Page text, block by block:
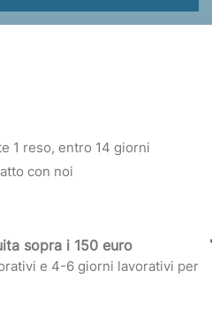
1 reso, entro 14 giorni
con noi
sopra i 150 euro
e 4-6 giorni lavorativi per